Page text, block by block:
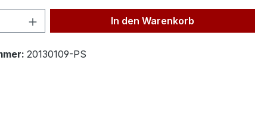
Anzahl: Gib den gewünschten Wert
In den Warenkorb
20130109-PS